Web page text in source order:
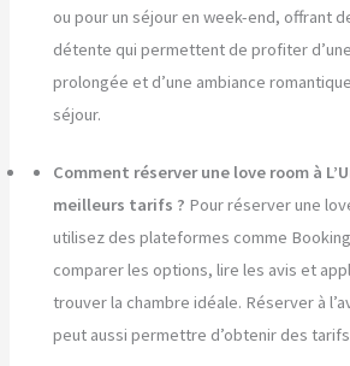
ou pour un séjour en week-end, offrant
détente qui permettent de profiter
prolongée et d’une ambiance
séjour.
Comment réserver une love room à
meilleurs tarifs ? Pour réserver une
utilisez des plateformes comme
comparer les options, lire les avis et
trouver la chambre idéale. Réserver à
peut aussi permettre d’obtenir des